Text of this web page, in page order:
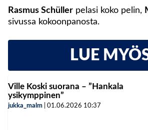
Rasmus Schüller pelasi koko pelin,
sivussa kokoonpanosta.
LUE
Ville Koski suorana – ”Hankala
ysikymppinen”
jukka_malm 01.06.2026 10:37